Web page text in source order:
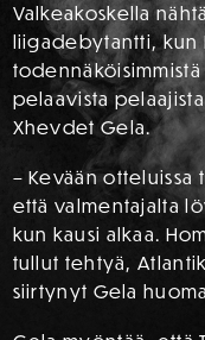
Valkeakoskella
liigadebytantti, kun
pelaavista
Xhevdet Gela.
– Kevään otteluissa
että valmentajalta
kun kausi alkaa.
tullut tehtyä,
siirtynyt Gela